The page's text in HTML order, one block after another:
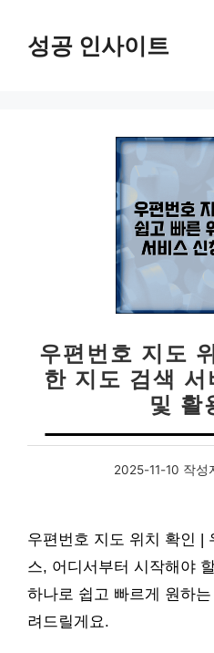
성공 인사이트
우편번호 지도
한 지도 검색 서
및 활
2025-11-10 작성
우편번호 지도 위치 확인 |
스, 어디서부터 시작해야
하나로 쉽고 빠르게 원하
려드릴게요.